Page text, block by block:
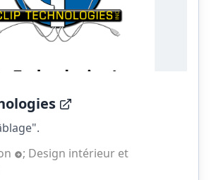
; Design intérieur et